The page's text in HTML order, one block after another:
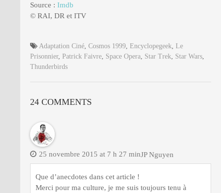
Source : Imdb
© RAI, DR et ITV
Adaptation Ciné Cosmos 1999 Encyclopegeek
Le
Prisonnier, Patrick Faivre Space Opera Star Trek Star Wars
Thunderbirds
24 COMMENTS
JP Nguyen
25 novembre 2015 at 7 h 27 min
Que d’anecdotes dans cet article !
Merci pour ma culture, je me suis toujours tenu à